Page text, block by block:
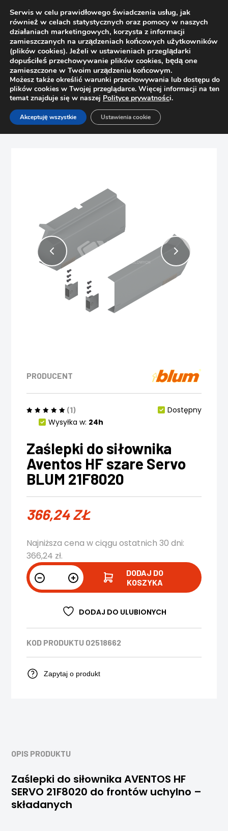
Strona główna Sklep
Podnośniki
Zaślepki do siłownika Aventos HF szare Servo BLUM
PRODUCENT
(1)
Dostępny
Wysyłka w: 24h
Zaślepki do siłownika
Aventos HF szare Servo
BLUM 21F8020
366,24ZŁ
Najniższa cena w ciągu ostatnich 30 dni:
366,24 zł.
DODAJ DO
KOSZYKA
DODAJ DO ULUBIONYCH
KOD PRODUKTU 02518662
Zapytaj o produkt
OPIS PRODUKTU
Zaślepki do siłownika AVENTOS HF
SERVO 21F8020 do frontów uchylno –
składanych
Serwis w celu prawidłowego świadczenia usług, jak
również w celach statystycznych oraz pomocy w naszych
działaniach marketingowych, korzysta z informacji
zamieszczanych na urządzeniach końcowych użytkowników
(plików cookies). Jeżeli w ustawieniach przeglądarki
dopuściłeś przechowywanie plików cookies, będą one
zamieszczone w Twoim urządzeniu końcowym.
Możesz także określić warunki przechowywania lub dostępu do
plików cookies w Twojej przeglądarce. Więcej informacji na ten
temat znajduje się w naszej Polityce prywatności.
Akceptuję wszystkie Ustawienia cookie